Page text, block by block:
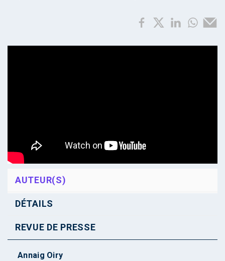
AUTEUR(S)
DÉTAILS
REVUE DE PRESSE
Annaig Oiry